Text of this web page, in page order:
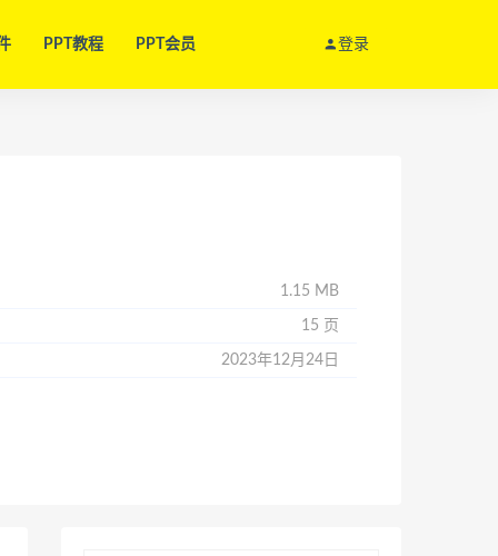
PPT教程 PPT会员 登录
1.15 MB
15 页
2023年12月24日